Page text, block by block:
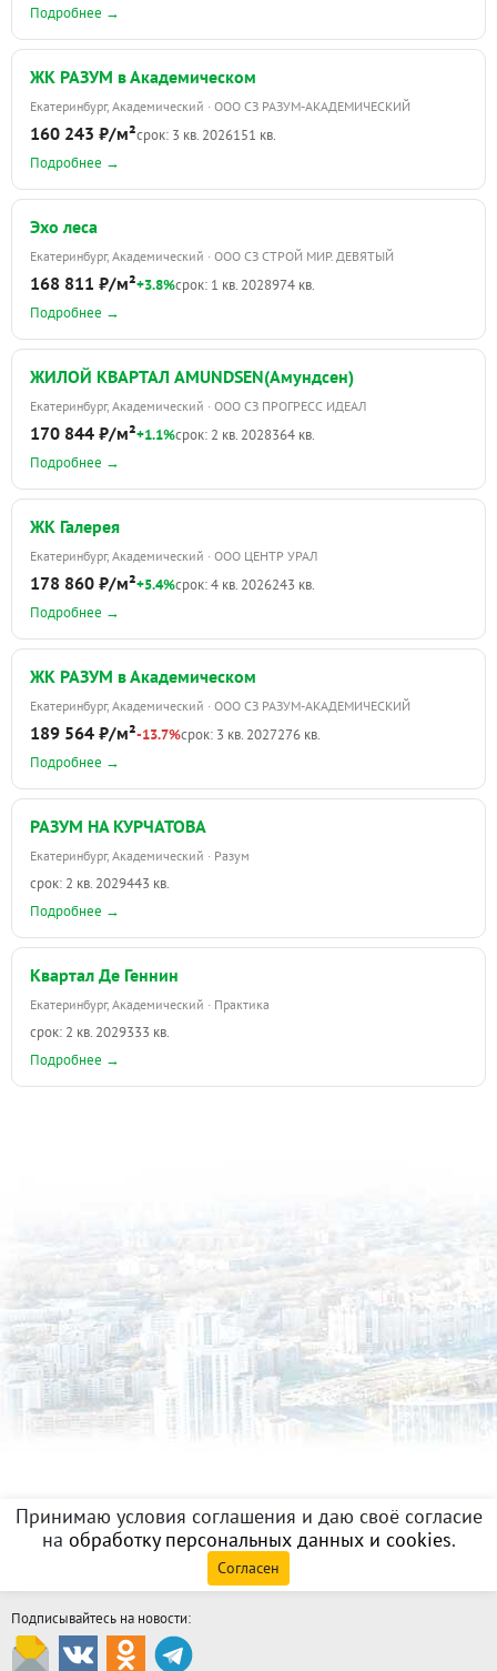
Подробнее →
ЖК РАЗУМ в Академическом
Екатеринбург, Академический · ООО СЗ РАЗУМ-АКАДЕМИЧЕСКИЙ
160 243 ₽/м²срок: 3 кв. 2026151 кв.
Подробнее →
Эхо леса
Екатеринбург, Академический · ООО СЗ СТРОЙ МИР. ДЕВЯТЫЙ
168 811 ₽/м²+3.8%срок: 1 кв. 2028974 кв.
Подробнее →
ЖИЛОЙ КВАРТАЛ AMUNDSEN(Амундсен)
Екатеринбург, Академический · ООО СЗ ПРОГРЕСС ИДЕАЛ
170 844 ₽/м²+1.1%срок: 2 кв. 2028364 кв.
Подробнее →
ЖК Галерея
Екатеринбург, Академический · ООО ЦЕНТР УРАЛ
178 860 ₽/м²+5.4%срок: 4 кв. 2026243 кв.
Подробнее →
ЖК РАЗУМ в Академическом
Екатеринбург, Академический · ООО СЗ РАЗУМ-АКАДЕМИЧЕСКИЙ
189 564 ₽/м²-13.7%срок: 3 кв. 2027276 кв.
Подробнее →
РАЗУМ НА КУРЧАТОВА
Екатеринбург, Академический · Разум
срок: 2 кв. 2029443 кв.
Подробнее →
Квартал Де Геннин
Екатеринбург, Академический · Практика
срок: 2 кв. 2029333 кв.
Подробнее →
Принимаю условия соглашения и даю своё согласие
на обработку персональных данных и cookies.
Согласен
Подписывайтесь на новости: